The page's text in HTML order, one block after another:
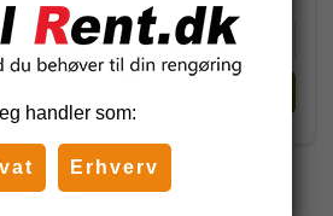
har også købt
handler som:
Erhverv